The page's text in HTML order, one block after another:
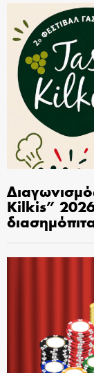
Kilkis”